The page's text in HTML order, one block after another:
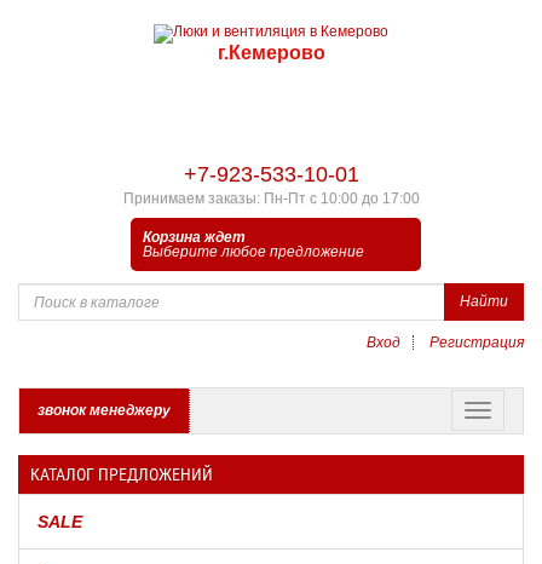
г.Кемерово
+7-923-533-10-01
Принимаем заказы: Пн-Пт с 10:00 до 17:00
Корзина ждет
Выберите любое предложение
Найти
Вход Регистрация
звонок менеджеру
КАТАЛОГ ПРЕДЛОЖЕНИЙ
SALE